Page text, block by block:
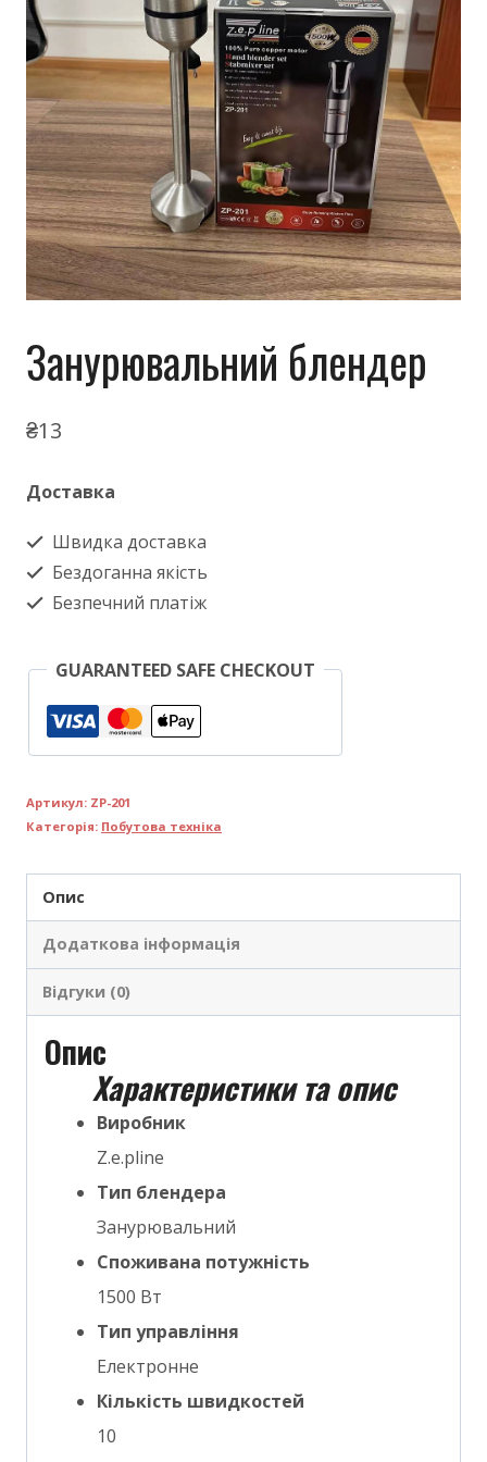
Занурювальний блендер
₴13
Доставка
Швидка доставка
Бездоганна якість
Безпечний платіж
GUARANTEED SAFE CHECKOUT
Артикул: ZP-201
Категорія: Побутова техніка
Опис
Додаткова інформація
Відгуки (0)
Опис
Характеристики та опис
Виробник
Z.e.pline
Тип блендера
Занурювальний
Споживана потужність
1500 Вт
Тип управління
Електронне
Кількість швидкостей
10